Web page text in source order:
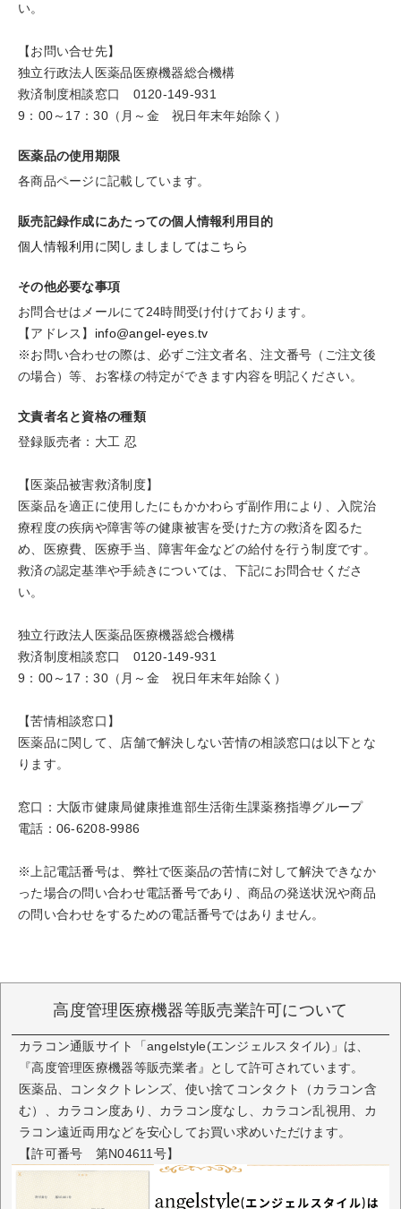
い。
【お問い合せ先】
独立行政法人医薬品医療機器総合機構
救済制度相談窓口 0120-149-931
9：00～17：30（月～金 祝日年末年始除く）
医薬品の使用期限
各商品ページに記載しています。
販売記録作成にあたっての個人情報利用目的
個人情報利用に関しましましてはこちら
その他必要な事項
お問合せはメールにて24時間受け付けております。
【アドレス】 info@angel-eyes.tv
※お問い合わせの際は、必ずご注文者名、注文番号（ご注文後
の場合）等、お客様の特定ができます内容を明記ください。
文責者名と資格の種類
登録販売者：大工 忍
【医薬品被害救済制度】
医薬品を適正に使用したにもかかわらず副作用により、入院治
療程度の疾病や障害等の健康被害を受けた方の救済を図るた
め、医療費、医療手当、障害年金などの給付を行う制度です。
救済の認定基準や手続きについては、下記にお問合せくださ
い。
独立行政法人医薬品医療機器総合機構
救済制度相談窓口 0120-149-931
9：00～17：30（月～金 祝日年末年始除く）
【苦情相談窓口】
医薬品に関して、店舗で解決しない苦情の相談窓口は以下とな
ります。
窓口：大阪市健康局健康推進部生活衛生課薬務指導グループ
電話：06-6208-9986
※上記電話番号は、弊社で医薬品の苦情に対して解決できなか
った場合の問い合わせ電話番号であり、商品の発送状況や商品
の問い合わせをするための電話番号ではありません。
高度管理医療機器等販売業許可について
カラコン通販サイト「angelstyle(エンジェルスタイル)」は、
『高度管理医療機器等販売業者』として許可されています。
医薬品、コンタクトレンズ、使い捨てコンタクト（カラコン含
む）、カラコン度あり、カラコン度なし、カラコン乱視用、カ
ラコン遠近両用などを安心してお買い求めいただけます。
【許可番号 第N04611号】